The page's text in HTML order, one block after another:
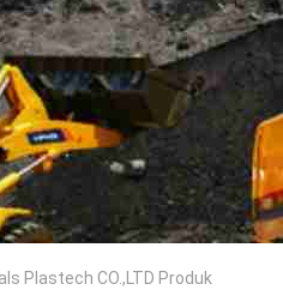
Plastech CO.,LTD Produk